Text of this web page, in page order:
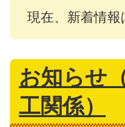
現在、新着情
お知らせ
工関係）